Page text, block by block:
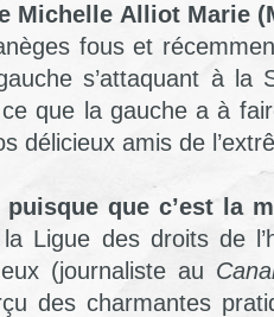
Michelle Alliot Marie
fous et
s’attaquant à la
que la gauche a à
délicieux amis de
que c’est la
Ligue des droits de
(journaliste au
des charmantes